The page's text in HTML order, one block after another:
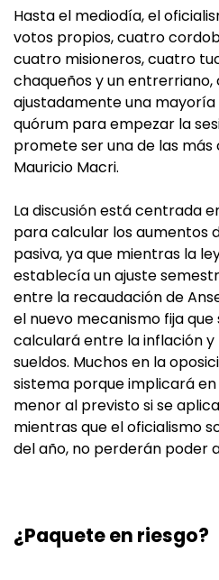
Hasta el mediodía, el
votos propios, cuatro
cuatro misioneros, cuatro
chaqueños y un
ajustadamente una mayoría
quórum para empezar la
promete ser una de las
Mauricio Macri.
La discusión está centrada
para calcular los aumentos
pasiva, ya que mientras la
establecía un ajuste
entre la recaudación de
el nuevo mecanismo fija
calculará entre la inflación y
sueldos. Muchos en la
sistema porque implicará
menor al previsto si se
mientras que el oficialismo
del año, no perderán poder
¿Paquete en riesgo?